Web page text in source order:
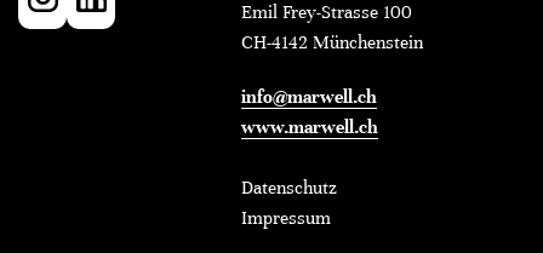
Emil Frey-Strasse 100
CH-4142 Münchenstein
info@marwell.ch
www.marwell.ch
Datenschutz
Impressum